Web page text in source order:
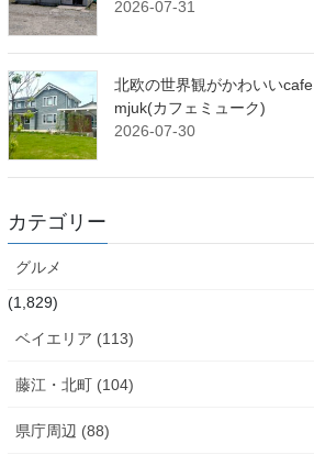
2026-07-31
北欧の世界観がかわいいcafe
mjuk(カフェミューク)
2026-07-30
カテゴリー
グルメ
(1,829)
ベイエリア (113)
藤江・北町 (104)
県庁周辺 (88)